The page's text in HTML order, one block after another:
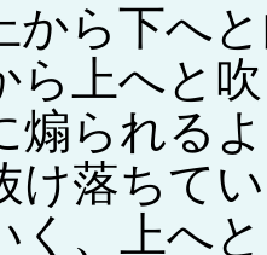
から下へ
ら上へと
煽られる
け落ちて
く、上へと